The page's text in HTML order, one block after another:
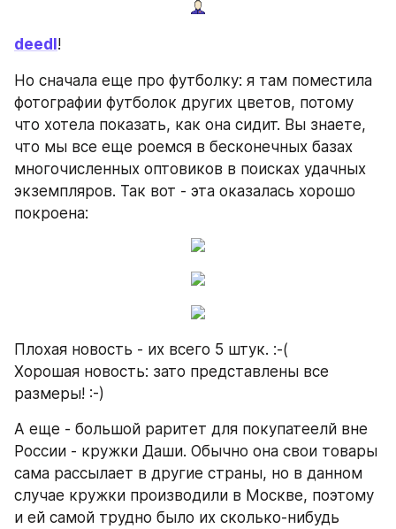
deedl !
Но сначала еще про футболку: я там поместила
фотографии футболок других цветов, потому
что хотела показать, как она сидит. Вы знаете,
что мы все еще роемся в бесконечных базах
многочисленных оптовиков в поисках удачных
экземпляров. Так вот - эта оказалась хорошо
покроена:
Плохая новость - их всего 5 штук. :-(
Хорошая новость: зато представлены все
размеры! :-)
А еще - большой раритет для покупатеелй вне
России - кружки Даши. Обычно она свои товары
сама рассылает в другие страны, но в данном
случае кружки производили в Москве, поэтому
и ей самой трудно было их сколько-нибудь